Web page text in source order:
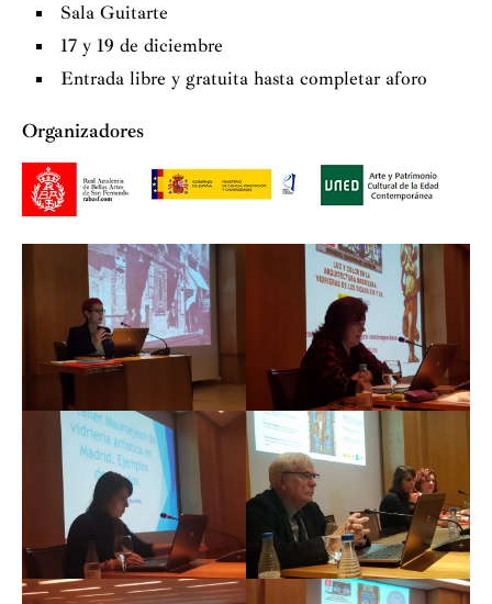
Sala Guitarte
17 y 19 de diciembre
Entrada libre y gratuita hasta completar aforo
Organizadores